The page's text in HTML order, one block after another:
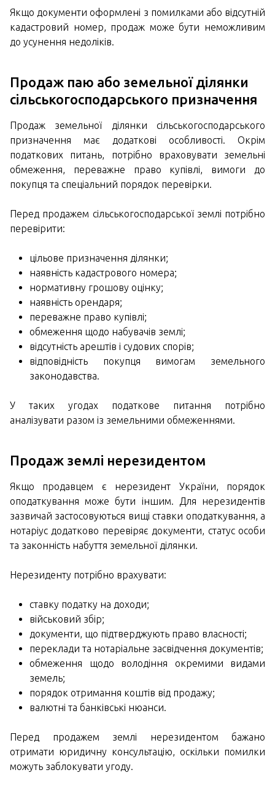
Якщо документи оформлені з помилками або відсутній
кадастровий номер, продаж може бути неможливим
до усунення недоліків.
Продаж паю або земельної ділянки
сільськогосподарського призначення
Продаж земельної ділянки сільськогосподарського
призначення має додаткові особливості. Окрім
податкових питань, потрібно враховувати земельні
обмеження, переважне право купівлі, вимоги до
покупця та спеціальний порядок перевірки.
Перед продажем сільськогосподарської землі потрібно
перевірити:
цільове призначення ділянки;
наявність кадастрового номера;
нормативну грошову оцінку;
наявність орендаря;
переважне право купівлі;
обмеження щодо набувачів землі;
відсутність арештів і судових спорів;
відповідність покупця вимогам земельного
законодавства.
У таких угодах податкове питання потрібно
аналізувати разом із земельними обмеженнями.
Продаж землі нерезидентом
Якщо продавцем є нерезидент України, порядок
оподаткування може бути іншим. Для нерезидентів
зазвичай застосовуються вищі ставки оподаткування, а
нотаріус додатково перевіряє документи, статус особи
та законність набуття земельної ділянки.
Нерезиденту потрібно врахувати:
ставку податку на доходи;
військовий збір;
документи, що підтверджують право власності;
переклади та нотаріальне засвідчення документів;
обмеження щодо володіння окремими видами
земель;
порядок отримання коштів від продажу;
валютні та банківські нюанси.
Перед продажем землі нерезидентом бажано
отримати юридичну консультацію, оскільки помилки
можуть заблокувати угоду.